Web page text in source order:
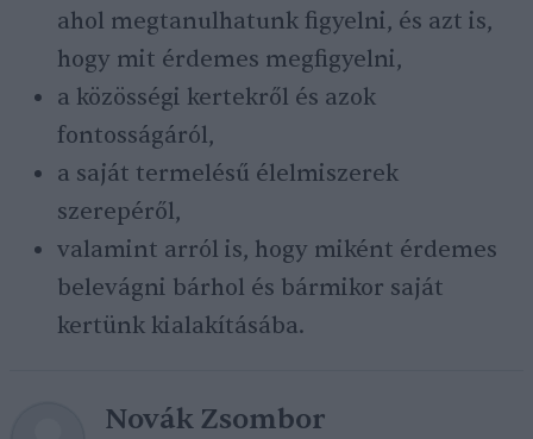
ahol megtanulhatunk figyelni, és azt is,
hogy mit érdemes megfigyelni,
a közösségi kertekről és azok
fontosságáról,
a saját termelésű élelmiszerek
szerepéről,
valamint arról is, hogy miként érdemes
belevágni bárhol és bármikor saját
kertünk kialakításába.
Novák Zsombor